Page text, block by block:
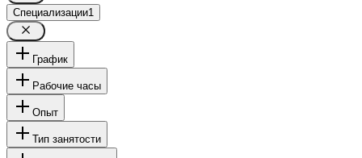
Специализации1
График
Рабочие часы
Опыт
Тип занятости